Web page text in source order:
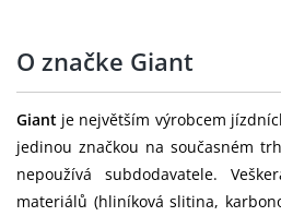
Brzdové
Shimano RT-26
Kazeta: Shimano CUES
Řetěz: Shimano
O značke Giant
Giant je největším výrobcem
jedinou značkou na současném
nepoužívá subdodavatele.
materiálů (hliníková slitina,